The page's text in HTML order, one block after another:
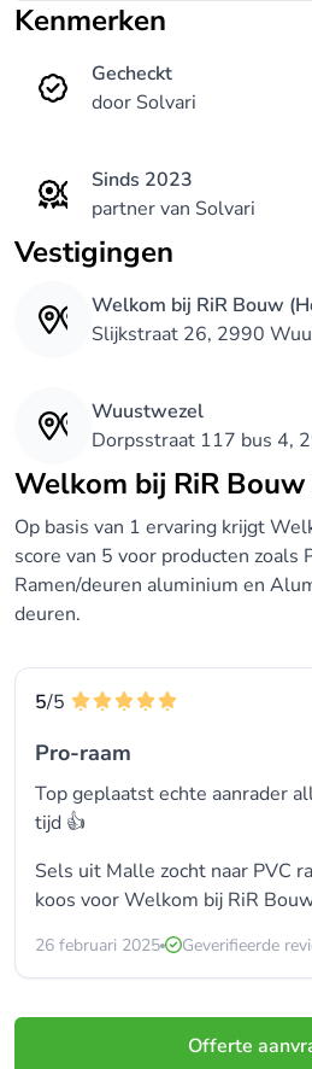
Met 10 jaar garantie !
Kwaliteit en professionaliteit
het vaandel !
Volg ons op facebook - RiR
Kenmerken
Gecheckt
door Solvari
Sinds 2023
partner van Solvari
Vestigingen
Welkom bij RiR Bouw
Slijkstraat 26, 2990
Wuustwezel
Dorpsstraat 117 bus 4,
Welkom bij RiR
Op basis van 1 ervaring krijgt
score van 5 voor producten zoals
Ramen/deuren aluminium en
deuren.
5/5
Pro-raam
Top geplaatst echte aanrader
tijd 👍
Sels uit Malle zocht naar PVC
koos voorWelkom bij RiR
26 februari 2025 Geverifieerde
Offerte